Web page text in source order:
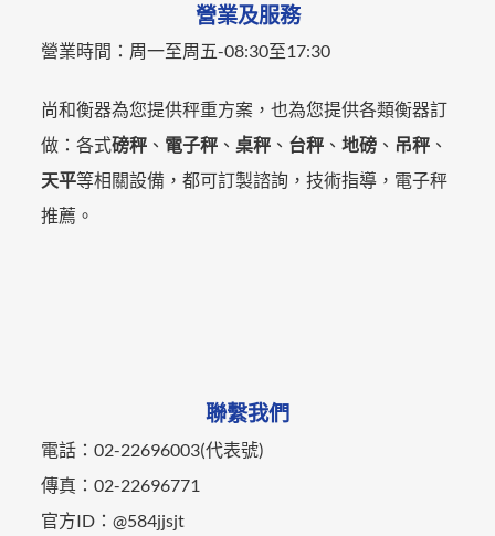
營業及服務
營業時間： 周一至周五-08:30至17:30
尚和衡器為您提供秤重方案，也為您提供各類衡器訂
做：各式磅秤 、 電子秤 、桌秤 、 台秤 、地磅 、 吊秤 、
天平等相關設備，都可訂製諮詢，技術指導，電子秤
推薦。
聯繫我們
電話：02-22696003(代表號)
傳真：02-22696771
官方ID：@584jjsjt